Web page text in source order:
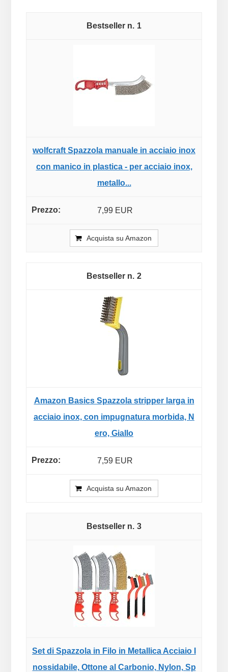
1
wolfcraft Spazzola manuale in acciaio inox
con manico in plastica - per acciaio inox,
metallo...
7,99 EUR
Acquista su Amazon
2
Amazon Basics Spazzola stripper larga in
acciaio inox, con impugnatura morbida, N
ero, Giallo
7,59 EUR
Acquista su Amazon
3
Set di Spazzola in Filo in Metallica Acciaio I
nossidabile, Ottone al Carbonio, Nylon, Sp